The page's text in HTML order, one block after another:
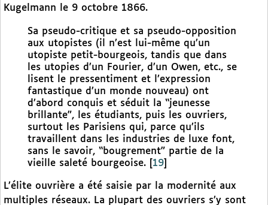
Kugelmann le 9 octobre 1866.
Sa pseudo-critique et sa pseudo-opposition
aux utopistes (il n’est lui-même qu’un
utopiste petit-bourgeois, tandis que dans
les utopies d’un Fourier, d’un Owen, etc., se
lisent le pressentiment et l’expression
fantastique d’un monde nouveau) ont
d’abord conquis et séduit la “jeunesse
brillante”, les étudiants, puis les ouvriers,
surtout les Parisiens qui, parce qu’ils
travaillent dans les industries de luxe font,
sans le savoir, “bougrement” partie de la
vieille saleté bourgeoise.
19
L’élite ouvrière a été saisie par la modernité aux
multiples réseaux. La plupart des ouvriers s’y sont